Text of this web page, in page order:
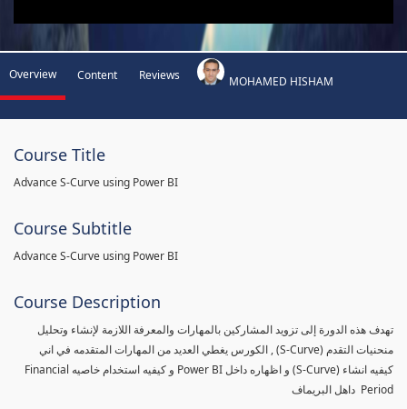
Overview Content Reviews MOHAMED HISHAM
Course Title
Advance S-Curve using Power BI
Course Subtitle
Advance S-Curve using Power BI
Course Description
تهدف هذه الدورة إلى تزويد المشاركين بالمهارات والمعرفة اللازمة لإنشاء وتحليل
منحنيات التقدم (S-Curve) , الكورس يغطي العديد من المهارات المتقدمه في اني
كيفيه انشاء (S-Curve) و اظهاره داخل Power BI و كيفيه استخدام خاصيه Financial
Period داهل البريماف